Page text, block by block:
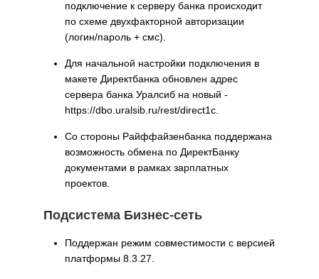
подключение к серверу банка происходит
по схеме двухфакторной авторизации
(логин/пароль + смс).
Для начальной настройки подключения в
макете Директбанка обновлен адрес
сервера банка Уралсиб на новый -
https://dbo.uralsib.ru/rest/direct1c.
Со стороны Райффайзенбанка поддержана
возможность обмена по ДиректБанку
документами в рамках зарплатных
проектов.
Подсистема Бизнес-сеть
Поддержан режим совместимости с версией
платформы 8.3.27.